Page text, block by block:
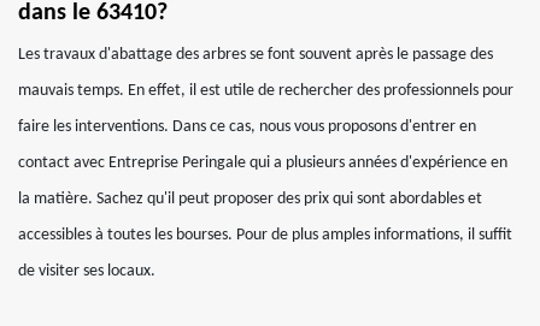
dans le 63410?
Les travaux d'abattage des arbres se font souvent après le passage des
mauvais temps. En effet, il est utile de rechercher des professionnels pour
faire les interventions. Dans ce cas, nous vous proposons d'entrer en
contact avec Entreprise Peringale qui a plusieurs années d'expérience en
la matière. Sachez qu'il peut proposer des prix qui sont abordables et
accessibles à toutes les bourses. Pour de plus amples informations, il suffit
de visiter ses locaux.